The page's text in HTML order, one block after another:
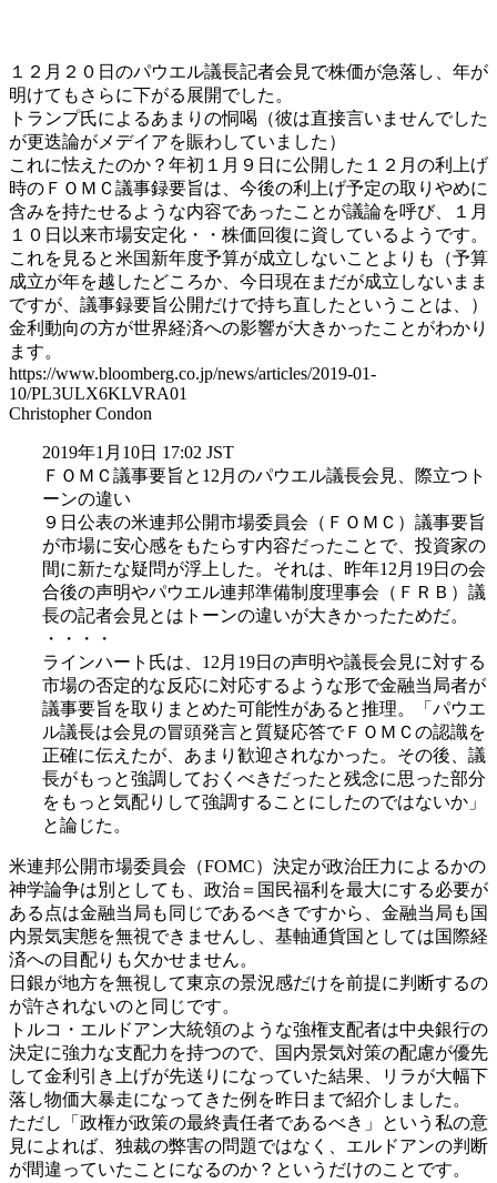
１２月２０日のパウエル議長記者会見で株価が急落し、年が
明けてもさらに下がる展開でした。
トランプ氏によるあまりの恫喝（彼は直接言いませんでした
が更迭論がメデイアを賑わしていました）
これに怯えたのか？年初１月９日に公開した１２月の利上げ
時のＦＯＭＣ議事録要旨は、今後の利上げ予定の取りやめに
含みを持たせるような内容であったことが議論を呼び、１月
１０日以来市場安定化・・株価回復に資しているようです。
これを見ると米国新年度予算が成立しないことよりも（予算
成立が年を越したどころか、今日現在まだが成立しないまま
ですが、議事録要旨公開だけで持ち直したということは、）
金利動向の方が世界経済への影響が大きかったことがわかり
ます。
https://www.bloomberg.co.jp/news/articles/2019-01-
10/PL3ULX6KLVRA01
Christopher Condon
2019年1月10日 17:02 JST
ＦＯＭＣ議事要旨と12月のパウエル議長会見、際立つト
ーンの違い
９日公表の米連邦公開市場委員会（ＦＯＭＣ）議事要旨
が市場に安心感をもたらす内容だったことで、投資家の
間に新たな疑問が浮上した。それは、昨年12月19日の会
合後の声明やパウエル連邦準備制度理事会（ＦＲＢ）議
長の記者会見とはトーンの違いが大きかったためだ。
・・・・
ラインハート氏は、12月19日の声明や議長会見に対する
市場の否定的な反応に対応するような形で金融当局者が
議事要旨を取りまとめた可能性があると推理。「パウエ
ル議長は会見の冒頭発言と質疑応答でＦＯＭＣの認識を
正確に伝えたが、あまり歓迎されなかった。その後、議
長がもっと強調しておくべきだったと残念に思った部分
をもっと気配りして強調することにしたのではないか」
と論じた。
米連邦公開市場委員会（FOMC）決定が政治圧力によるかの
神学論争は別としても、政治＝国民福利を最大にする必要が
ある点は金融当局も同じであるべきですから、金融当局も国
内景気実態を無視できませんし、基軸通貨国としては国際経
済への目配りも欠かせません。
日銀が地方を無視して東京の景況感だけを前提に判断するの
が許されないのと同じです。
トルコ・エルドアン大統領のような強権支配者は中央銀行の
決定に強力な支配力を持つので、国内景気対策の配慮が優先
して金利引き上げが先送りになっていた結果、リラが大幅下
落し物価大暴走になってきた例を昨日まで紹介しました。
ただし「政権が政策の最終責任者であるべき」という私の意
見によれば、独裁の弊害の問題ではなく、エルドアンの判断
が間違っていたことになるのか？というだけのことです。